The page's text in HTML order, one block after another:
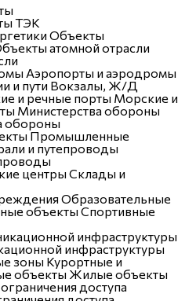
ТЭК
Объекты
Аэропорты и аэродромы
Вокзалы, Ж/Д
Морские и
обороны
Промышленные
Склады и
Образовательные
Спортивные
инфраструктуры
Курортные и
Жилые объекты